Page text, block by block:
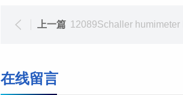
上一篇 12089Schaller humimeter BLO生物
在线留言